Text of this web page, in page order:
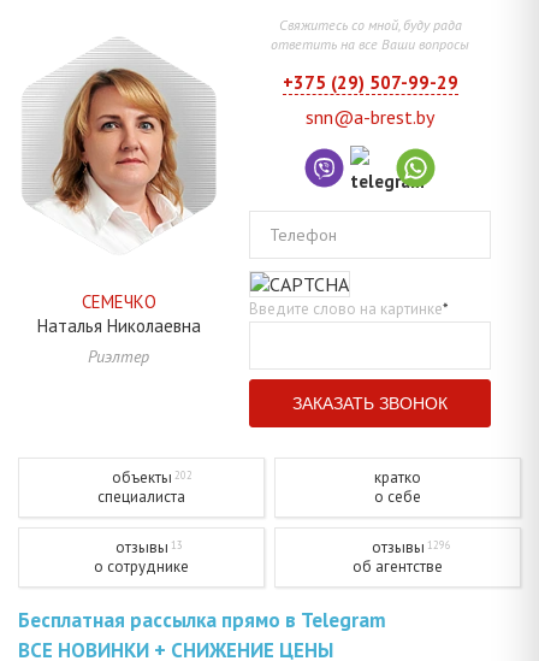
СЕМЕЧКО
Наталья Николаевна
Риэлтер
Свяжитесь со мной, буду рада
ответить на все Ваши вопросы
+375 (29) 507-99-29
snn@a-brest.by
Телефон
Введите слово на картинке*
объекты 202
специалиста
кратко
о себе
отзывы 13
о сотруднике
отзывы 1296
об агентстве
Бесплатная рассылка прямо в Telegram
ВСЕ НОВИНКИ + СНИЖЕНИЕ ЦЕНЫ